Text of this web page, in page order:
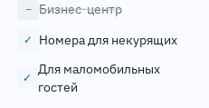
− Бизнес-центр
✓ Номера для некурящих
✓
Для маломобильных
гостей